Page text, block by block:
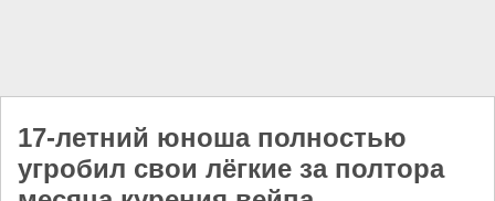
17-летний юноша полностью
угробил свои лёгкие за полтора